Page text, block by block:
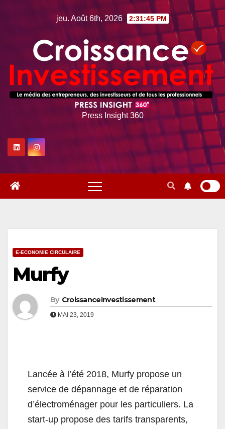
jeu. Août 6th, 2026 2:31:46 PM
Press Insight 360
E-ECONOMIE CIRCULAIRE
Murfy
By CroissanceInvestissement
MAI 23, 2019
Lancée à l’été 2018, Murfy propose un
service de dépannage et de réparation
d’électroménager pour les particuliers. La
start-up propose des tarifs transparents,